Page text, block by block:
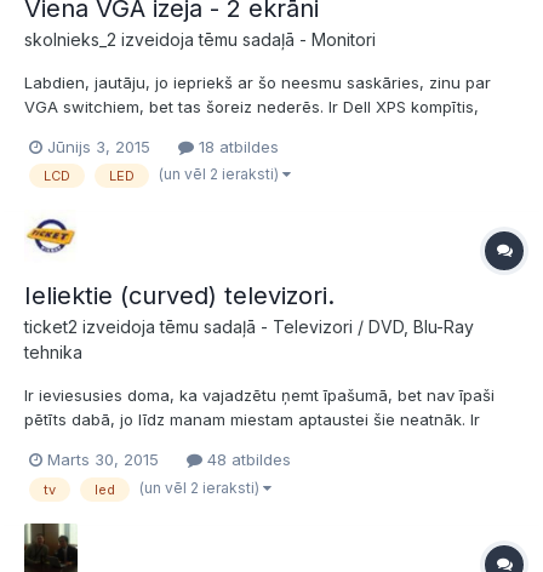
Viena VGA izeja - 2 ekrāni
skolnieks_2 izveidoja tēmu sadaļā - Monitori
Labdien, jautāju, jo iepriekš ar šo neesmu saskāries, zinu par
VGA switchiem, bet tas šoreiz nederēs. Ir Dell XPS kompītis,
spraužoties un nesot kompi prom no ofisa ir maza dokstacija (ar
ārējo Hdd, klaviatūru, peli utt), caur...
Jūnijs 3, 2015 18 atbildes
LCD LED (un vēl 2 ieraksti)
Ieliektie (curved) televizori.
ticket2 izveidoja tēmu sadaļā - Televizori / DVD, Blu-Ray
tehnika
Ir ieviesusies doma, ka vajadzētu ņemt īpašumā, bet nav īpaši
pētīts dabā, jo līdz manam miestam aptaustei šie neatnāk. Ir
tā bilde? Klāt tiks slēgts SAT gan SD/HD. Un, protams, interesē
pieejamākie modeļi no samsunga ue48h6800,ue5...
Marts 30, 2015 48 atbildes
tv led (un vēl 2 ieraksti)